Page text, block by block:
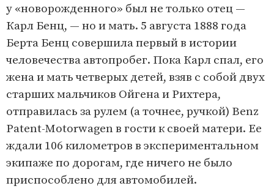
у «новорожденного» был не только отец —
Карл Бенц, — но и мать. 5 августа 1888 года
Берта Бенц совершила первый в истории
человечества автопробег. Пока Карл спал, его
жена и мать четверых детей, взяв с собой двух
старших мальчиков Ойгена и Рихтера,
отправилась за рулем (а точнее, ручкой) Benz
Patent-Motorwagen в гости к своей матери. Ее
ждали 106 километров в экспериментальном
экипаже по дорогам, где ничего не было
приспособлено для автомобилей.